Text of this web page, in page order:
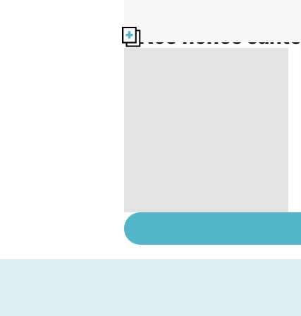
Nos fiches santé
et PMA, des liens